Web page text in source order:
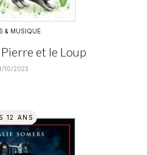
& MUSIQUE
et le Loup
10/2023
12 ANS